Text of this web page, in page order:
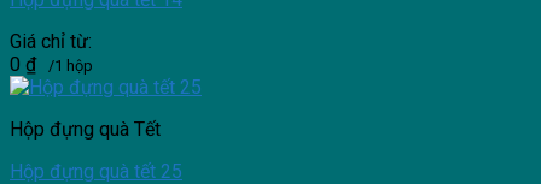
Giá chỉ từ:
0 ₫ /1 hộp
Hộp đựng quà Tết
Hộp đựng quà tết 25